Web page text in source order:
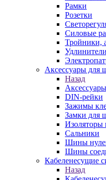
Рамки
Розетки
Силовые
Тройники,
Аксессуары для
Назад
DIN-рейки
Зажимы
Замки для
Сальники
Шины
Шины
Кабеленесущие
Назад